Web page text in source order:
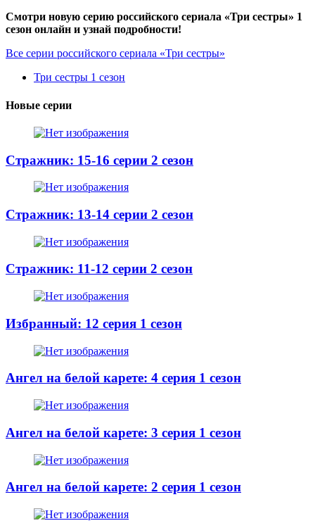
Смотри новую серию российского сериала «Три сестры» 1
сезон онлайн и узнай подробности!
Все серии российского сериала «Три сестры»
Три сестры 1 сезон
Новые серии
Стражник: 15-16 серии 2 сезон
Стражник: 13-14 серии 2 сезон
Стражник: 11-12 серии 2 сезон
Избранный: 12 серия 1 сезон
Ангел на белой карете: 4 серия 1 сезон
Ангел на белой карете: 3 серия 1 сезон
Ангел на белой карете: 2 серия 1 сезон